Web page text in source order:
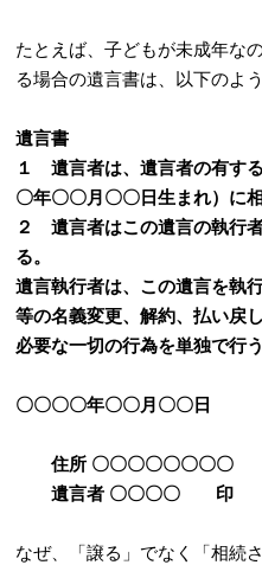
たとえば、子どもが未成年な
る場合の遺言書は、以下のよ
遺言書
１ 遺言者は、遺言者の有す
〇年〇〇月〇〇日生まれ）に
２ 遺言者はこの遺言の執行
る。
遺言執行者は、この遺言を執
等の名義変更、解約、払い戻
必要な一切の行為を単独で行
〇〇〇〇年〇〇月〇〇日
住所 〇〇〇〇〇〇〇〇
遺言者 〇〇〇〇 印
なぜ、「譲る」でなく「相続